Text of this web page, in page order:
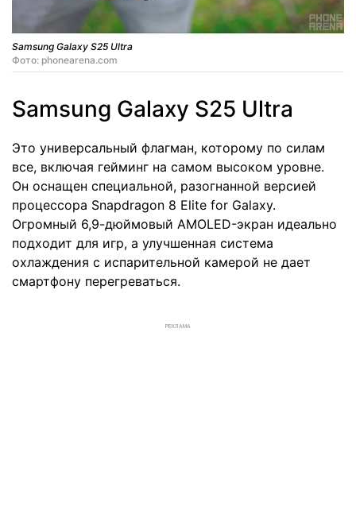
Samsung Galaxy S25 Ultra
Фото: phonearena.com
Samsung Galaxy S25 Ultra
Это универсальный флагман, которому по силам
все, включая гейминг на самом высоком уровне.
Он оснащен специальной, разогнанной версией
процессора Snapdragon 8 Elite for Galaxy.
Огромный 6,9-дюймовый AMOLED-экран идеально
подходит для игр, а улучшенная система
охлаждения с испарительной камерой не дает
смартфону перегреваться.
РЕКЛАМА